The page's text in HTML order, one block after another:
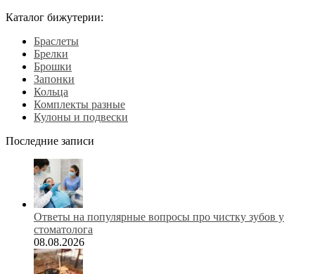
Каталог бижутерии:
Браслеты
Брелки
Брошки
Запонки
Кольца
Комплекты разные
Кулоны и подвески
Последние записи
Ответы на популярные вопросы про чистку зубов у
стоматолога
08.08.2026